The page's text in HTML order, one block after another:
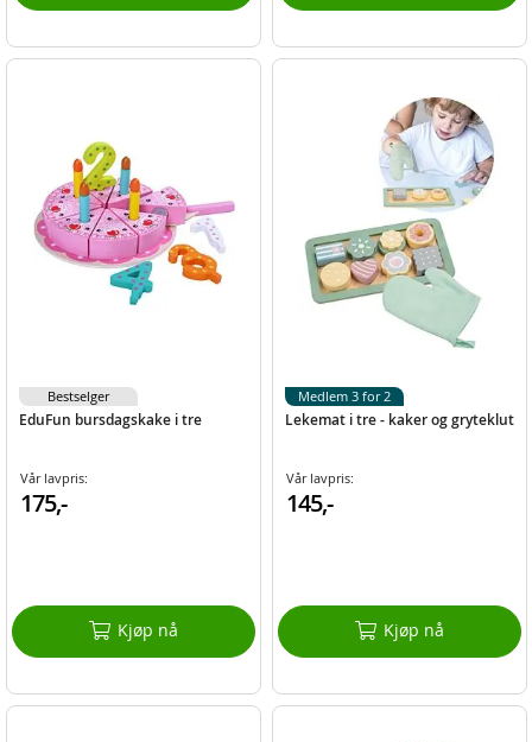
EduFun bursdagskake i tre
Vår lavpris:
175,-
Kjøp nå
Bestselger
Lekemat i tre - kaker og gryteklut
Vår lavpris:
145,-
Kjøp nå
Medlem 3 for 2